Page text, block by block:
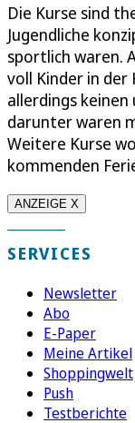
Die Kurse sind
Jugendliche
sportlich waren.
voll Kinder in der
allerdings
darunter waren
Weitere Kurse
kommenden
ANZEIGE X
SERVICES
Newsletter
Abo
E-Paper
Meine Artikel
Shoppingwelt
Push
Testberichte